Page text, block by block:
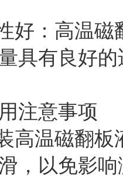
：高温磁翻
具有良好
意事项
温磁翻板液
，以免影